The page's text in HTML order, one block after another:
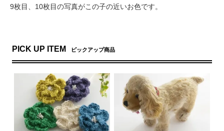
9枚目、10枚目の写真がこの子の近いお色です。
PICK UP ITEM ピックアップ商品